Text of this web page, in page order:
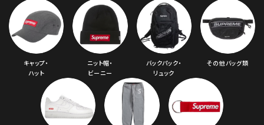
シーズンから探す
並び順
価格から探す
円 ～
キャップ・
ハット
ニット帽・
ビーニー
バックパック・
リュック
その他バッグ類